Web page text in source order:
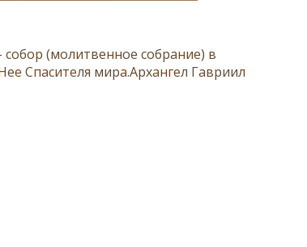
(молитвенное собрание) в
Спасителя мира.Архангел Гавриил